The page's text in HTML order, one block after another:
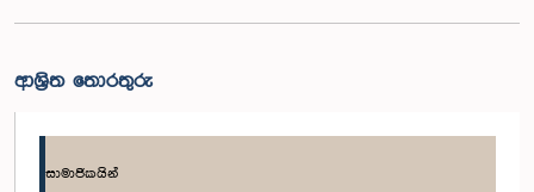
ආශ්‍රිත තොරතුරු
සාමාජිකයින්